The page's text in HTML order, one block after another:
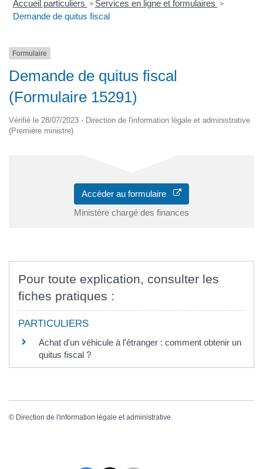
Accueil particuliers > Services en ligne et formulaires >
Demande de quitus fiscal
Formulaire
Demande de quitus fiscal
(Formulaire 15291)
Vérifié le 28/07/2023 - Direction de l'information légale et administrative
(Première ministre)
Accéder au formulaire
Ministère chargé des finances
Pour toute explication, consulter les
fiches pratiques :
PARTICULIERS
Achat d'un véhicule à l'étranger : comment obtenir un
quitus fiscal ?
© Direction de l'information légale et administrative